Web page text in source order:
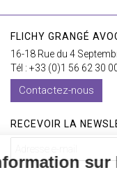
FLICHY GRANGÉ
16-18 Rue du 4
Tél : +33 (0)1 56 62 30
Contactez-nous
RECEVOIR LA